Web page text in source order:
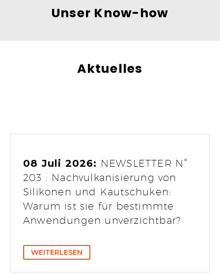
Unser Know-how
Aktuelles
08 Juli 2026: NEWSLETTER N°
203 : Nachvulkanisierung von
Silikonen und Kautschuken:
Warum ist sie für bestimmte
Anwendungen unverzichtbar?
WEITERLESEN